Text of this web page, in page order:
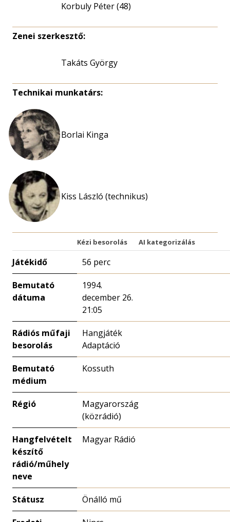
Korbuly Péter (48)
Zenei szerkesztő:
Takáts György
Technikai munkatárs:
Borlai Kinga
Kiss László (technikus)
Kézi besorolás AI kategorizálás
Játékidő 56 perc
Bemutató
dátuma
1994.
december 26.
21:05
Rádiós műfaji
besorolás
Hangjáték
Adaptáció
Bemutató
médium
Kossuth
Régió
Magyarország
(közrádió)
Hangfelvételt
készítő
rádió/műhely
neve
Magyar Rádió
Státusz Önálló mű